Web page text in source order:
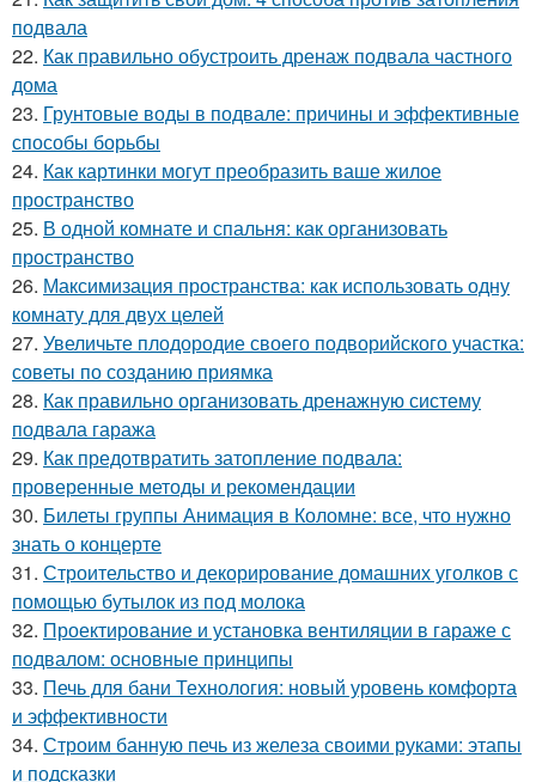
подвала
22. Как правильно обустроить дренаж подвала частного
дома
23. Грунтовые воды в подвале: причины и эффективные
способы борьбы
24. Как картинки могут преобразить ваше жилое
пространство
25. В одной комнате и спальня: как организовать
пространство
26. Максимизация пространства: как использовать одну
комнату для двух целей
27. Увеличьте плодородие своего подворийского участка:
советы по созданию приямка
28. Как правильно организовать дренажную систему
подвала гаража
29. Как предотвратить затопление подвала:
проверенные методы и рекомендации
30. Билеты группы Анимация в Коломне: все, что нужно
знать о концерте
31. Строительство и декорирование домашних уголков с
помощью бутылок из под молока
32. Проектирование и установка вентиляции в гараже с
подвалом: основные принципы
33. Печь для бани Технология: новый уровень комфорта
и эффективности
34. Строим банную печь из железа своими руками: этапы
и подсказки